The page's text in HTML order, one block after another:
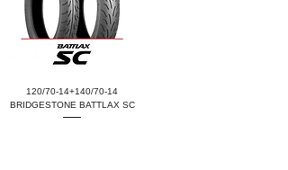
120/70-14+140/70-14
BRIDGESTONE BATTLAX SC